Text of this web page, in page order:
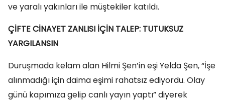
ve yaralı yakınları ile müştekiler katıldı.
ÇİFTE CİNAYET ZANLISI İÇİN TALEP: TUTUKSUZ
YARGILANSIN
Duruşmada kelam alan Hilmi Şen’in eşi Yelda Şen, “İşe
alınmadığı için daima eşimi rahatsız ediyordu. Olay
günü kapımıza gelip canlı yayın yaptı” diyerek